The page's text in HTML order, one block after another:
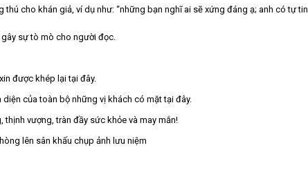
cho khán giả, ví dụ như: “những bạn nghĩ ai sẽ xứng đáng ạ; anh có tự tin
sự tò mò cho người đọc.
được khép lại tại đây.
của toàn bộ những vị khách có mặt tại đây.
thịnh vượng, tràn đầy sức khỏe và may mắn!
lên sân khấu chụp ảnh lưu niệm